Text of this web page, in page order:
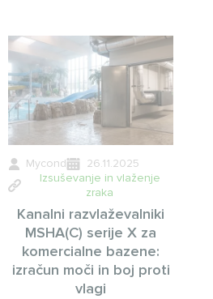
Mycond
26.11.2025
Izsuševanje in vlaženje
zraka
Kanalni razvlaževalniki
MSHA(C) serije X za
komercialne bazene:
izračun moči in boj proti
vlagi